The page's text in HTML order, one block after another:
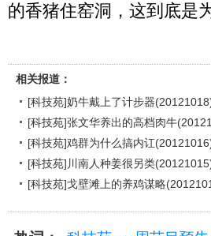
的香猪住窑洞，这到底是
相关报道：
[科技苑]奶牛戴上了计步器
[科技苑]张文华养出的高档肉牛
[科技苑]鸡群为什么搞内讧
[科技苑]川南人种姜很另类
[科技苑]戈壁滩上的养鸡谋略